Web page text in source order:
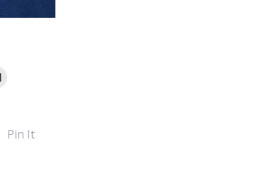
Pin It